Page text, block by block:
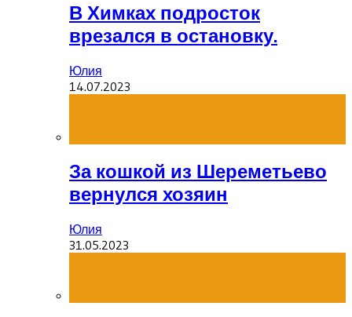
В Химках подросток
врезался в остановку.
Юлия
14.07.2023
За кошкой из Шереметьево
вернулся хозяин
Юлия
31.05.2023